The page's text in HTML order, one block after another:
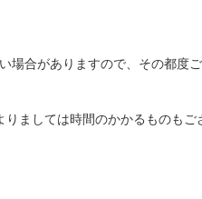
場合がありますので、その都度
ましては時間のかかるものもご